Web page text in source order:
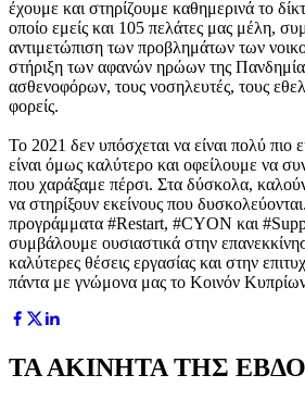
έχουμε και στηρίζουμε καθημερινά το
οποίο εμείς και 105 πελάτες μας μέλη,
αντιμετώπιση των προβλημάτων των
στήριξη των αφανών ηρώων της
ασθενοφόρων, τους νοσηλευτές, τους
φορείς.
Το 2021 δεν υπόσχεται να είναι πολύ
είναι όμως καλύτερο και οφείλουμε να
που χαράξαμε πέρσι. Στα δύσκολα,
να στηρίξουν εκείνους που
προγράμματα #Restart, #CYON και
συμβάλουμε ουσιαστικά στην
καλύτερες θέσεις εργασίας και στην
πάντα με γνώμονα μας το Κοινόν
ΤΑ ΑΚΙΝΗΤΑ ΤΗΣ